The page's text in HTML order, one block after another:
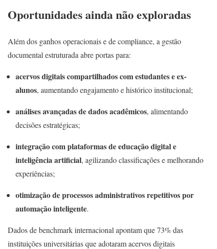
Oportunidades ainda não exploradas
Além dos ganhos operacionais e de compliance, a gestão
documental estruturada abre portas para:
acervos digitais compartilhados com estudantes e ex-
alunos, aumentando engajamento e histórico institucional;
análises avançadas de dados acadêmicos, alimentando
decisões estratégicas;
integração com plataformas de educação digital e
inteligência artificial, agilizando classificações e melhorando
experiências;
otimização de processos administrativos repetitivos por
automação inteligente.
Dados de benchmark internacional apontam que 73% das
instituições universitárias que adotaram acervos digitais